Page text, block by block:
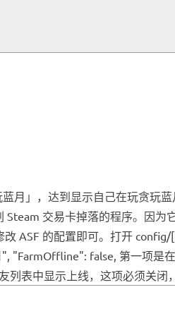
月」，达到显示自己在玩贪玩
交易卡掉落的程序。因为
ASF 的配置即可。打开
false, 第一项是在
列表中显示上线，这项必须关闭